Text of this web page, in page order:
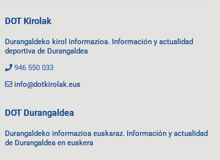
DOT Kirolak
Durangaldeko kirol informazioa. Información y actualidad
deportiva de Durangaldea
946 550 033
info@dotkirolak.eus
DOT Durangaldea
Durangaldeko informazioa euskaraz. Información y actualidad
de Durangaldea en euskera